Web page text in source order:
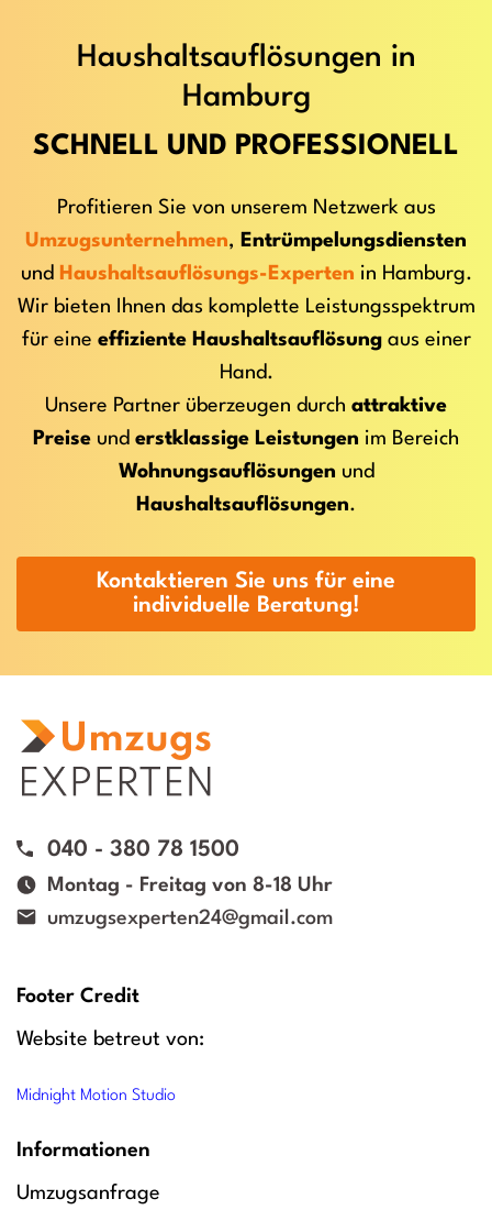
Haushaltsauflösungen in
Hamburg
SCHNELL UND PROFESSIONELL
Profitieren Sie von unserem Netzwerk aus
Umzugsunternehmen, Entrümpelungsdiensten
und
Haushaltsauflösungs-Experten in Hamburg.
Wir bieten Ihnen das komplette Leistungsspektrum
für eine effiziente Haushaltsauflösungaus einer
Hand.
Unsere Partner überzeugen durch attraktive
Preise und erstklassige Leistungen im Bereich
Wohnungsauflösungen und
Haushaltsauflösungen.
Kontaktieren Sie uns für eine
individuelle Beratung!
040 - 380 78 1500
Montag - Freitag von 8-18 Uhr
umzugsexperten24@gmail.com
Footer Credit
Website betreut von:
Midnight Motion Studio
Informationen
Umzugsanfrage